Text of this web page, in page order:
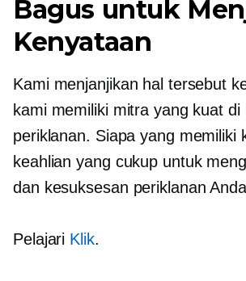
Bagus untuk
Kenyataan
Kami menjanjikan hal tersebut
kami memiliki mitra yang kuat di
periklanan. Siapa yang memiliki
keahlian yang cukup untuk
dan kesuksesan periklanan
Pelajari Klik.